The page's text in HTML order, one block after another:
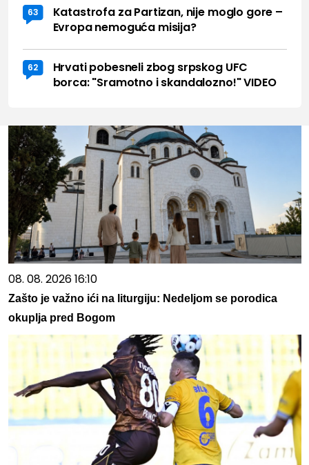
63
Katastrofa za Partizan, nije moglo gore –
Evropa nemoguća misija?
62
Hrvati pobesneli zbog srpskog UFC
borca: "Sramotno i skandalozno!" VIDEO
08. 08. 2026 16:10
Zašto je važno ići na liturgiju: Nedeljom se porodica
okuplja pred Bogom